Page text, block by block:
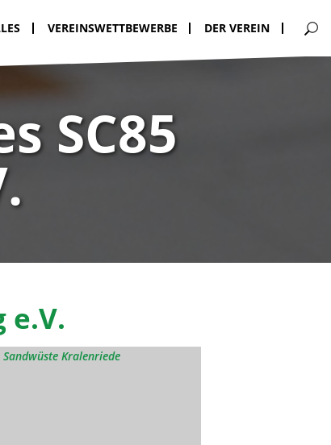
SC85
e.V.
VEREINSWETTBEWERBE DER VEREIN